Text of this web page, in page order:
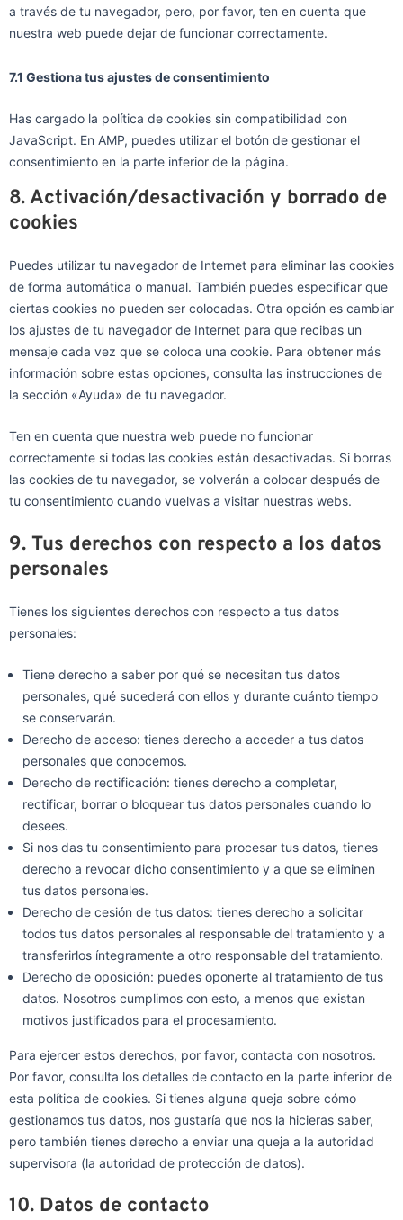
a través de tu navegador, pero, por favor, ten en cuenta que
nuestra web puede dejar de funcionar correctamente.
7.1 Gestiona tus ajustes de consentimiento
Has cargado la política de cookies sin compatibilidad con
JavaScript. En AMP, puedes utilizar el botón de gestionar el
consentimiento en la parte inferior de la página.
8. Activación/desactivación y borrado de
cookies
Puedes utilizar tu navegador de Internet para eliminar las cookies
de forma automática o manual. También puedes especificar que
ciertas cookies no pueden ser colocadas. Otra opción es cambiar
los ajustes de tu navegador de Internet para que recibas un
mensaje cada vez que se coloca una cookie. Para obtener más
información sobre estas opciones, consulta las instrucciones de
la sección «Ayuda» de tu navegador.
Ten en cuenta que nuestra web puede no funcionar
correctamente si todas las cookies están desactivadas. Si borras
las cookies de tu navegador, se volverán a colocar después de
tu consentimiento cuando vuelvas a visitar nuestras webs.
9. Tus derechos con respecto a los datos
personales
Tienes los siguientes derechos con respecto a tus datos
personales:
Tiene derecho a saber por qué se necesitan tus datos
personales, qué sucederá con ellos y durante cuánto tiempo
se conservarán.
Derecho de acceso: tienes derecho a acceder a tus datos
personales que conocemos.
Derecho de rectificación: tienes derecho a completar,
rectificar, borrar o bloquear tus datos personales cuando lo
desees.
Si nos das tu consentimiento para procesar tus datos, tienes
derecho a revocar dicho consentimiento y a que se eliminen
tus datos personales.
Derecho de cesión de tus datos: tienes derecho a solicitar
todos tus datos personales al responsable del tratamiento y a
transferirlos íntegramente a otro responsable del tratamiento.
Derecho de oposición: puedes oponerte al tratamiento de tus
datos. Nosotros cumplimos con esto, a menos que existan
motivos justificados para el procesamiento.
Para ejercer estos derechos, por favor, contacta con nosotros.
Por favor, consulta los detalles de contacto en la parte inferior de
esta política de cookies. Si tienes alguna queja sobre cómo
gestionamos tus datos, nos gustaría que nos la hicieras saber,
pero también tienes derecho a enviar una queja a la autoridad
supervisora (la autoridad de protección de datos).
10. Datos de contacto